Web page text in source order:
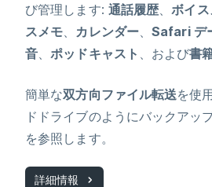
び管理します: 通話履歴 、ボイ
スメモ
カレンダー、Safari デ
音 、ポッドキャスト 、および書
簡単な双方向ファイル転送を使
ドドライブのようにバックアッ
を参照します。
詳細情報